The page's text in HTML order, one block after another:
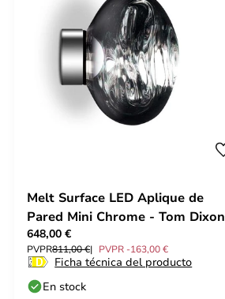
Melt Surface LED Aplique de
Pared Mini Chrome - Tom Dixon
648,00 €
PVPR811,00 € PVPR -163,00 €
Ficha técnica del producto
En stock